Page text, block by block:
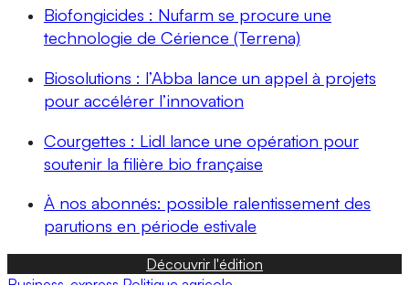
Biofongicides : Nufarm se procure une
technologie de Cérience (Terrena)
Biosolutions : l’Abba lance un appel à projets
pour accélérer l’innovation
Courgettes : Lidl lance une opération pour
soutenir la filière bio française
À nos abonnés: possible ralentissement des
parutions en période estivale
Découvrir l'édition